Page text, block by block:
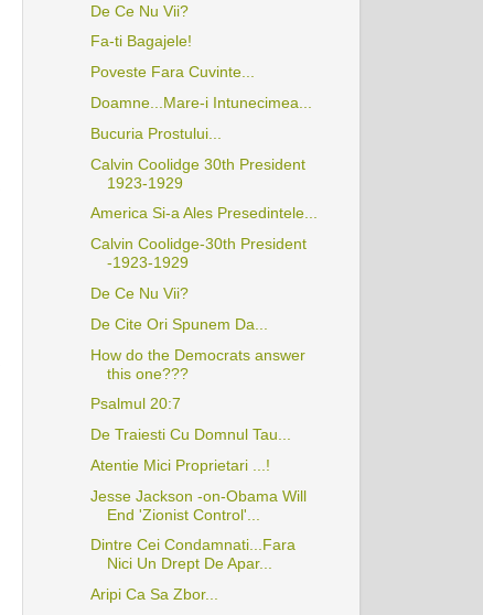
De Ce Nu Vii?
Fa-ti Bagajele!
Poveste Fara Cuvinte...
Doamne...Mare-i Intunecimea...
Bucuria Prostului...
Calvin Coolidge 30th President
1923-1929
America Si-a Ales Presedintele...
Calvin Coolidge-30th President
-1923-1929
De Ce Nu Vii?
De Cite Ori Spunem Da...
How do the Democrats answer
this one???
Psalmul 20:7
De Traiesti Cu Domnul Tau...
Atentie Mici Proprietari ...!
Jesse Jackson -on-Obama Will
End 'Zionist Control'...
Dintre Cei Condamnati...Fara
Nici Un Drept De Apar...
Aripi Ca Sa Zbor...